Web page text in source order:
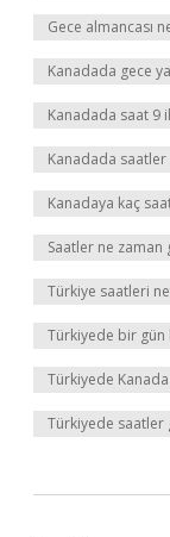
Gece almancası
Kanadada gece
Kanadada saat 9
Kanadada saatler
Kanadaya kaç
Saatler ne zaman
Türkiye saatleri
Türkiyede bir gün
Türkiyede
Türkiyede saatler